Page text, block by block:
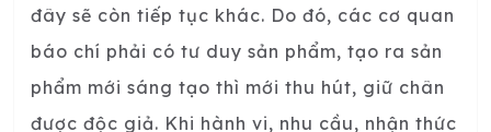
đây sẽ còn tiếp tục khác. Do đó, các cơ quan
báo chí phải có tư duy sản phẩm, tạo ra sản
phẩm mới sáng tạo thì mới thu hút, giữ chân
được độc giả. Khi hành vi, nhu cầu, nhận thức